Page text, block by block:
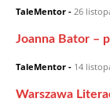
TaleMentor - 26
Joanna Bator –
TaleMentor - 14
Warszawa